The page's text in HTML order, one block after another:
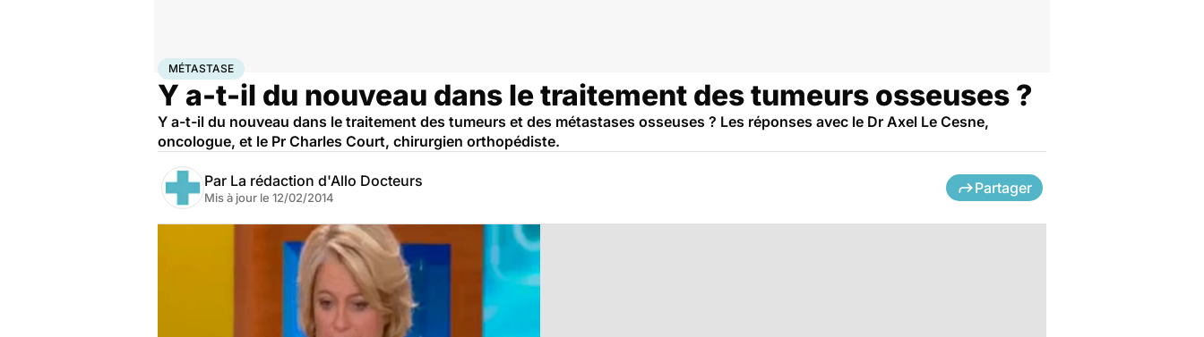
AccueilSantéMaladies
MÉTASTASE
Y a-t-il du nouveau dans le traitement des tumeurs osseuses ?
Y a-t-il du nouveau dans le traitement des tumeurs et des métastases osseuses ? Les réponses avec le Dr Axel Le Cesne,
oncologue, et le Pr Charles Court, chirurgien orthopédiste.
Par La rédaction d'Allo Docteurs
Mis à jour le 12/02/2014
Partager